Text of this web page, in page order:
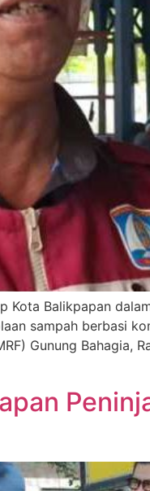
Kota Balikpapan
sampah berbasi
Gunung Bahagia,